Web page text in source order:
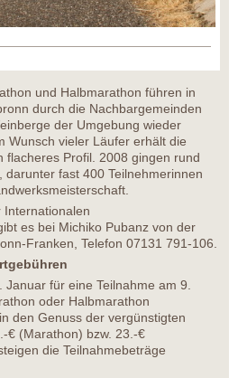
und Halbmarathon führen in
durch die Nachbargemeinden
der Umgebung wieder
Wunsch vieler Läufer erhält die
flacheres Profil. 2008 gingen rund
fast 400 Teilnehmerinnen
es bei Michiko Pubanz von der
Franken, Telefon 07131 791-106.
für eine Teilnahme am 9.
oder Halbmarathon
den Genuss der vergünstigten
€ (Marathon) bzw. 23.-€
die Teilnahmebeträge